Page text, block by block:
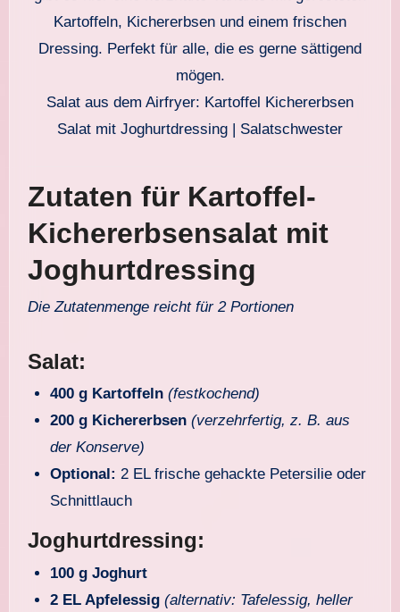
Salat aus dem Airfryer: Kartoffel Kichererbsen
Salat mit Joghurtdressing | Salatschwester
Zutaten für Kartoffel-
Kichererbsensalat mit
Joghurtdressing
Die Zutatenmenge reicht für 2 Portionen
Salat:
400 g Kartoffeln (festkochend)
200 g Kichererbsen (verzehrfertig, z. B. aus
der Konserve)
Optional: 2 EL frische gehackte Petersilie oder
Schnittlauch
Joghurtdressing:
100 g Joghurt
2 EL Apfelessig (alternativ: Tafelessig, heller